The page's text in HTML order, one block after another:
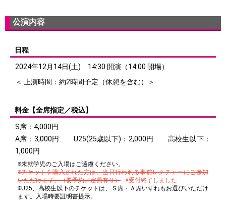
公演内容
日程
2024年12月14日(土) 14:30 開演（14:00 開場）
＜ 上演時間：約2時間予定（休憩を含む）＞
料金【全席指定／税込】
S席：4,000円
A席：3,000円 U25(25歳以下)：2,000円 高校生以下：
1,000円
※未就学児のご入場はご遠慮ください。
※チケットを購入された方は、当日行われる事前レクチャーにご参加
いただけます。（要予約／定員有り）
※受付終了しました
※U25、高校生以下のチケットは、Ｓ席・Ａ席いずれもお選びいただけ
ます。入場時要証明書提示。